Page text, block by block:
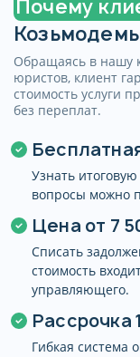
Почему
Обращаясь в нашу
юристов, клиент
стоимость услуги
без переплат.
Узнать
вопросы можно
Цена от 7
Списать
стоимость
управляющего.
Рассрочка
Гибкая система
или
после
его отзыва.
Отозвать
данных». Для
данные,
странице: